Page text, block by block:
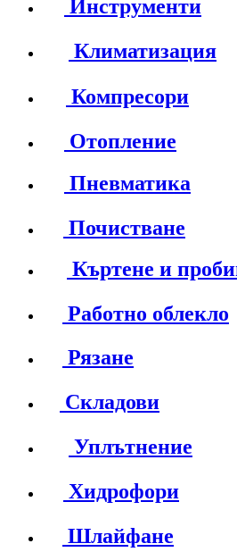
Инструменти
Климатизация
Компресори
Отопление
Пневматика
Почистване
Къртене и
Работно облекло
Рязане
Складови
Уплътнение
Хидрофори
Шлайфане